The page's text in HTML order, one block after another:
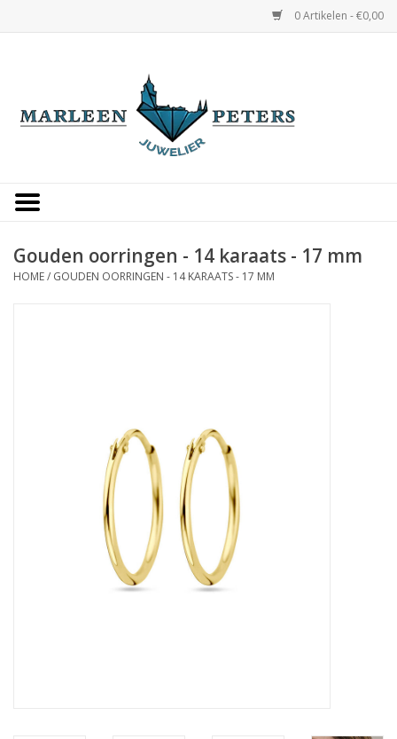
0 Artikelen - €0,00
Occasions
Merken
Cadeaukaarten
Gouden oorringen - 14 karaats - 17 mm
HOME/ GOUDEN OORRINGEN - 14 KARAATS - 17 MM